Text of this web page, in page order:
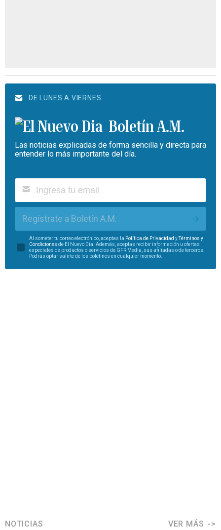
DE LUNES A VIERNES
Boletín A.M.
Las noticias explicadas de forma sencilla y directa para
entender lo más importante del día.
Regístrate a Boletín A.M.
Al someter tu correo electrónico, aceptas la Política de Privacidad yTérminos y
Condiciones de El Nuevo Día. Además, aceptas recibir información u ofertas
especiales de productos o servicios de GFR Media, sus afiliadas o de terceros.
Podrás optar salirte de los boletines en cualquier momento.
NOTICIAS VER MÁS